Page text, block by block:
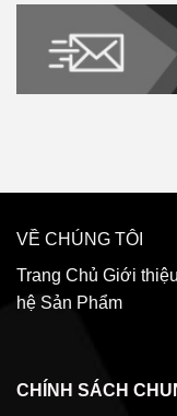
VỀ CHÚNG TÔI
Trang Chủ Giới thiệu
hệ Sản Phẩm
CHÍNH SÁCH